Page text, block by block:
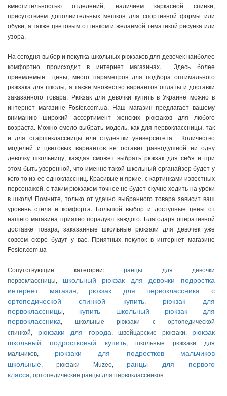
вместительностью отделений, наличием каркасной спинки,
присутствием дополнительных мешков для спортивной формы или
обуви, а также цветовым оттенком и желаемой тематикой рисунка или
узора.
На сегодня выбор и покупка школьных рюкзаков для девочек наиболее
комфортно происходит в интернет магазинах.
Здесь более
приемлемые
цены, много параметров для подбора оптимального
рюкзака для школы, а также множество вариантов оплаты и доставки
заказанного товара. Рюкзак для девочки купить в Украине можно в
интернет магазине Fosfor.com.ua. Наш магазин предлагает вашему
вниманию широкий ассортимент женских рюкзаков для любого
возраста. Можно смело выбрать модель, как для первоклассницы, так
и для старшеклассницы или студентки университета.
Количество
моделей и цветовых вариантов не оставит равнодушной ни одну
девочку школьницу, каждая сможет выбрать рюкзак для себя и при
этом быть уверенной, что именно такой школьный органайзер будет у
кого то из ее одноклассниц. Красивые и яркие, с картинками известных
персонажей, с таким рюкзаком точнее не будет скучно ходить на уроки
в школу! Помните, только от удачно выбранного товара зависит ваш
уровень стиля и комфорта. Большой выбор и доступные цены от
нашего магазина приятно порадуют каждого. Благодаря оперативной
доставке товара, заказанные школьные рюкзаки для девочек уже
совсем скоро будут у вас. Приятных покупок в интернет магазине
Fosfor.com.ua
Сопутствующие категории: ранцы для девочки
первоклассницы, школьный рюкзак для девочки подростка
интернет магазин, рюкзак для первоклассника с
ортопедической спинкой купить, рюкзак для
первоклассницы, купить школьный рюкзак для
первоклассника, школьные рюкзаки с ортопедической
спинкой, рюкзаки для города, швейцарские рюкзаки, рюкзак
школьный подростковый купить,школьные рюкзаки для
мальчиков, рюкзаки для подростков мальчиков
школьные, рюкзаки Muzee, ранцы для первого
класса, ортопедические ранцы для первоклассников